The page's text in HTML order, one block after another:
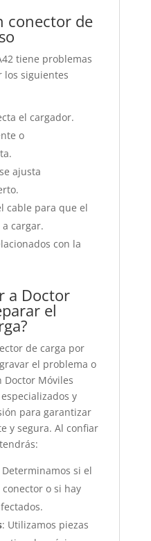
conector de
tiene problemas
los siguientes
el cargador.
o
ajusta
cable para que el
cargar.
con la
a Doctor
el
de carga por
el problema o
Doctor Móviles
y
para garantizar
y segura. Al confiar
Determinamos si el
o si hay
: Utilizamos piezas